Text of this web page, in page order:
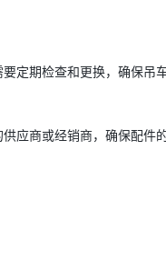
定期检查和更换，确保吊
应商或经销商，确保配